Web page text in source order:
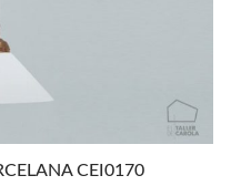
CEI0170